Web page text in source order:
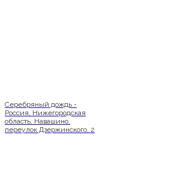
Серебряный дождь -
Россия, Нижегородская
область, Навашино,
переулок Дзержинского, 2